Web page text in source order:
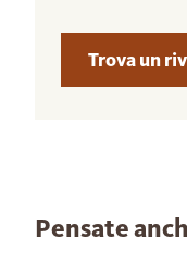
Trova un
Pensate